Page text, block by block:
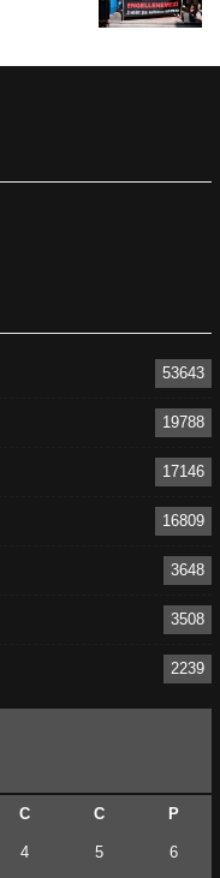
53643
19788
17146
16809
3648
3508
2239
C C P
4 5 6